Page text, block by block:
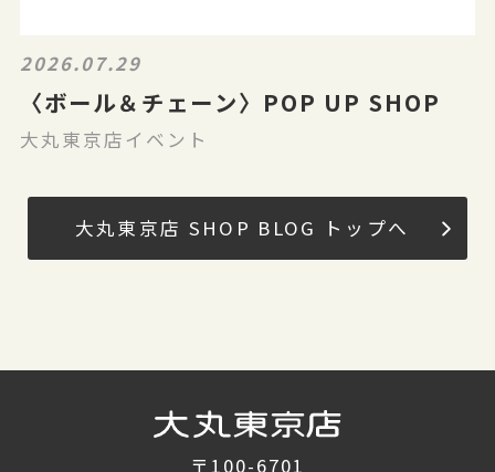
2026.07.29
〈ボール＆チェーン〉POP UP SHOP
大丸東京店イベント
大丸東京店 SHOP BLOG トップへ
〒100-6701